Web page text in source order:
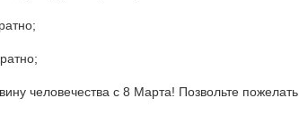
человечества с 8 Марта! Позвольте